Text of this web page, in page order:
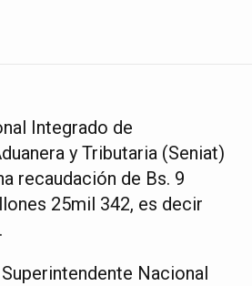
Integrado de
y Tributaria (Seniat)
recaudación de Bs. 9
25mil 342, es decir
Nacional